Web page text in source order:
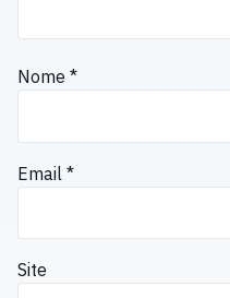
Nome *
Email *
Site